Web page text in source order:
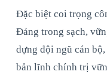
Đặc biệt coi trọng
Đảng trong sạch,
dựng đội ngũ cán
bản lĩnh chính trị